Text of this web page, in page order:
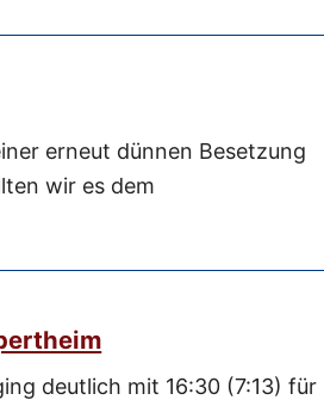
erneut dünnen Besetzung
wir es dem
deutlich mit 16:30 (7:13) für